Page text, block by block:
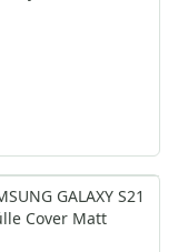
GALAXY S21
Cover Matt